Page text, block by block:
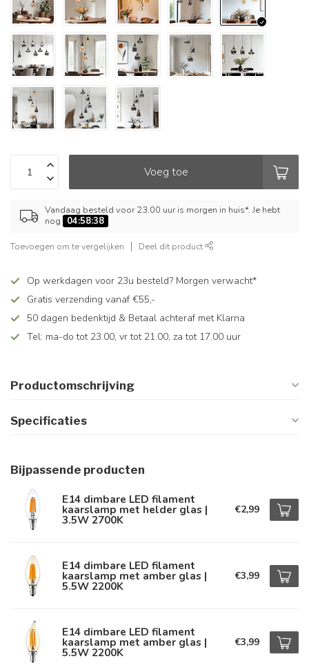
Voeg toe
Vandaag besteld voor 23.00 uur is morgen in huis*. Je hebt
nog
04:58:37
Toevoegen om te vergelijken Deel dit product
Op werkdagen voor 23u besteld? Morgen verwacht*
Gratis verzending vanaf €55,-
50 dagen bedenktijd & Betaal achteraf met Klarna
Tel: ma-do tot 23.00, vr tot 21.00, za tot 17.00 uur
Productomschrijving
Specificaties
Bijpassende producten
E14 dimbare LED filament
kaarslamp met helder glas |
3.5W 2700K
€2,99
E14 dimbare LED filament
kaarslamp met amber glas |
5.5W 2200K
€3,99
E14 dimbare LED filament
kaarslamp met amber glas |
5.5W 2200K
€3,99